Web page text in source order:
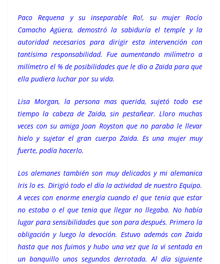
Paco Requena y su inseparable Ro!, su mujer Rocío
Camacho Agüera, demostró la sabiduría el temple y la
autoridad necesarios para dirigir esta intervención con
tantísima responsabilidad. Fue aumentando milímetro a
milímetro el % de posibilidades que le dio a Zaida para que
ella pudiera luchar por su vida.
Lisa Morgan, la persona mas querida, sujetó todo ese
tiempo la cabeza de Zaida, sin pestañear. Lloro muchas
veces con su amiga Joan Royston que no paraba le llevar
hielo y sujetar el gran cuerpo Zaida. Es una mujer muy
fuerte, podía hacerlo.
Los alemanes también son muy delicados y mi alemanica
Iris lo es. Dirigió todo el día la actividad de nuestro Equipo.
A veces con enorme energía cuando el que tenia que estar
no estaba o el que tenia que llegar no llegaba. No había
lugar para sensibilidades que son para después. Primero la
obligación y luego la devoción. Estuvo además con Zaida
hasta que nos fuimos y hubo una vez que la vi sentada en
un banquillo unos segundos derrotada. Al día siguiente